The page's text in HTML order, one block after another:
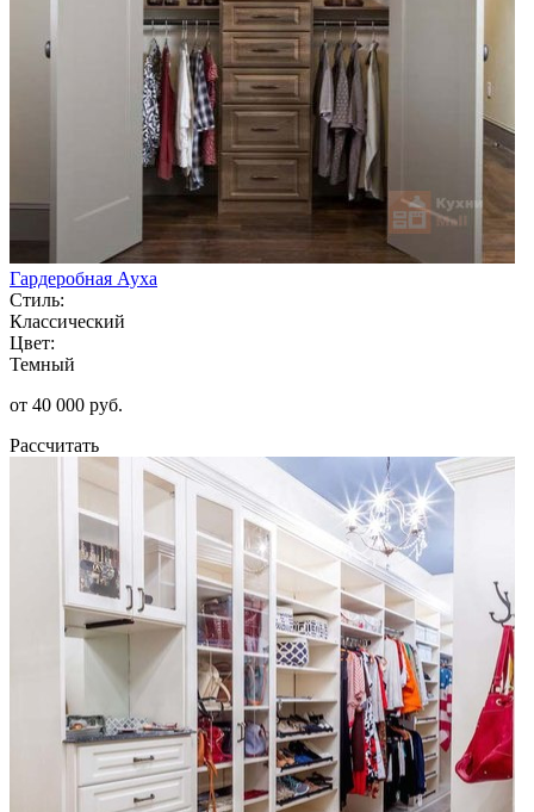
Гардеробная Ауха
Стиль:
Классический
Цвет:
Темный
от 40 000 руб.
Рассчитать